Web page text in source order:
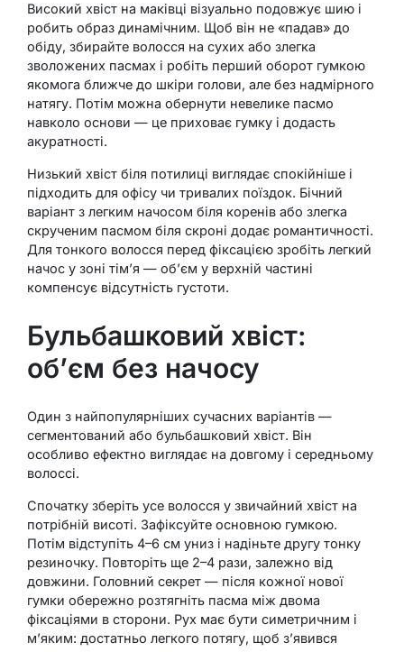
Високий хвіст на маківці візуально подовжує шию і
робить образ динамічним. Щоб він не «падав» до
обіду, збирайте волосся на сухих або злегка
зволожених пасмах і робіть перший оборот гумкою
якомога ближче до шкіри голови, але без надмірного
натягу. Потім можна обернути невелике пасмо
навколо основи — це приховає гумку і додасть
акуратності.
Низький хвіст біля потилиці виглядає спокійніше і
підходить для офісу чи тривалих поїздок. Бічний
варіант з легким начосом біля коренів або злегка
скрученим пасмом біля скроні додає романтичності.
Для тонкого волосся перед фіксацією зробіть легкий
начос у зоні тім’я — об’єм у верхній частині
компенсує відсутність густоти.
Бульбашковий хвіст:
об’єм без начосу
Один з найпопулярніших сучасних варіантів —
сегментований або бульбашковий хвіст. Він
особливо ефектно виглядає на довгому і середньому
волоссі.
Спочатку зберіть усе волосся у звичайний хвіст на
потрібній висоті. Зафіксуйте основною гумкою.
Потім відступіть 4–6 см униз і надіньте другу тонку
резиночку. Повторіть ще 2–4 рази, залежно від
довжини. Головний секрет — після кожної нової
гумки обережно розтягніть пасма між двома
фіксаціями в сторони. Рух має бути симетричним і
м’яким: достатньо легкого потягу, щоб з’явився